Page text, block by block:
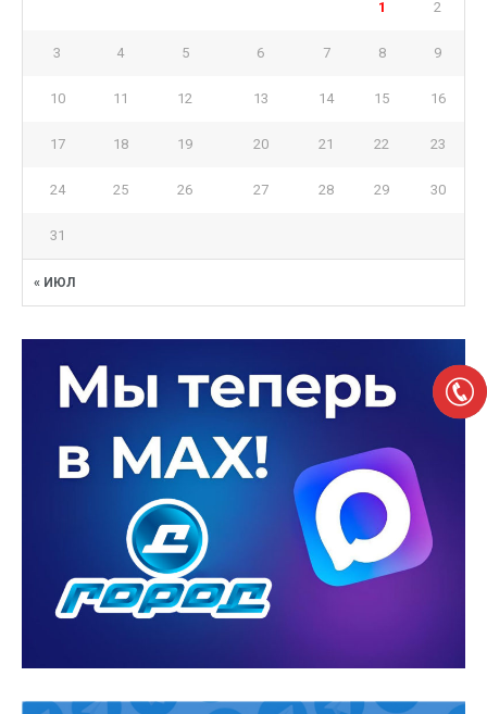
« ИЮЛ
1 2
3 4 5 6 7 8 9
10 11 12 13 14 15 16
17 18 19 20 21 22 23
24 25 26 27 28 29 30
31